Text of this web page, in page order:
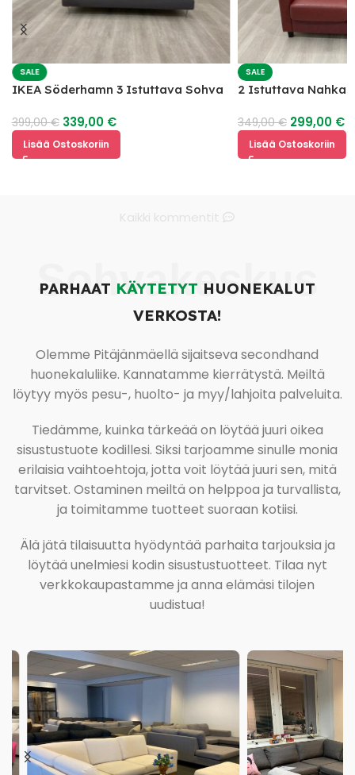
SALE
IKEA Söderhamn 3 Istuttava Sohva
399,00€ 339,00 €
Lisää Ostoskoriin
SALE
2 Istuttava
349,00€ 299,00 €
Lisää Ostoskoriin
Sohvakeskus
PARHAAT KÄYTETYT HUONEKALUT
VERKOSTA!
Olemme Pitäjänmäellä sijaitseva secondhand
huonekaluliike. Kannatamme kierrätystä. Meiltä
löytyy myös pesu-, huolto- ja myy/lahjoita palveluita.
Tiedämme, kuinka tärkeää on löytää juuri oikea
sisustustuote kodillesi. Siksi tarjoamme sinulle monia
erilaisia vaihtoehtoja, jotta voit löytää juuri sen, mitä
tarvitset. Ostaminen meiltä on helppoa ja turvallista,
ja toimitamme tuotteet suoraan kotiisi.
Älä jätä tilaisuutta hyödyntää parhaita tarjouksia ja
löytää unelmiesi kodin sisustustuotteet. Tilaa nyt
verkkokaupastamme ja anna elämäsi tilojen
uudistua!